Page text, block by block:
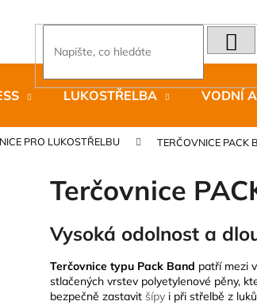
LUKOSTŘELBA VODNÍ
PRO LUKOSTŘELBU TERČOVNICE PACK
Terčovnice
Vysoká odolnost a
Terčovnice typu Pack Band patří mezi
stlačených vrstev polyetylenové pěny,
bezpečně zastavit šípy i při střelbě z
Co potřebujete
LAKEN LÁHEV HLINÍK FUTURA
ML MODRÁ
379 Kč